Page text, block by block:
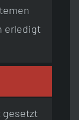
erledigt
gesetzt